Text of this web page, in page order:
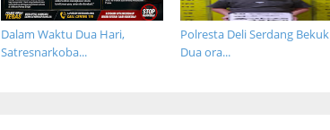
Polresta Deli Serdang Bekuk
Dua ora...
Dalam Waktu Dua Hari,
Satresnarkoba...